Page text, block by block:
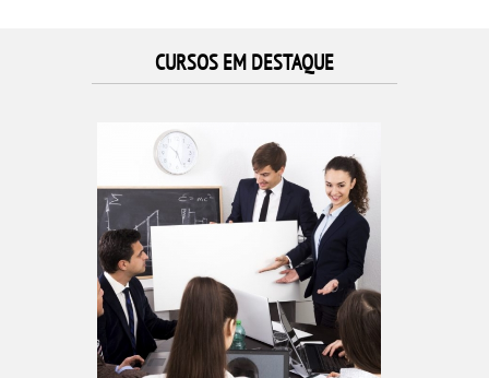
CURSOS EM DESTAQUE